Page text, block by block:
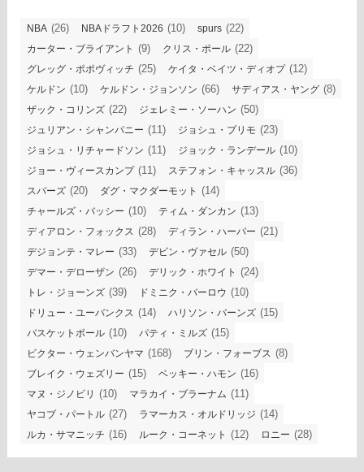
NBA (26) NBAドラフト2026 (10) spurs (22)
カーター・ブライアント (9) クリス・ポール (22)
グレッグ・ポポヴィッチ (25) ケイタ・ベイツ・ディオプ(12)
ケルドン (10) ケルドン・ジョンソン (66) サディアス・ヤング (8)
ザック・コリンズ (22) ジェレミー・ソーハン (50)
ジュリアン・シャンパニー (11) ジョシュ・プリモ (23)
ジョシュ・リチャードソン (11) ジョック・ランデール (10)
ジョー・ヴィースカンプ(11) ステフォン・キャッスル (36)
スパーズ (20) ダグ・マクダーモット (14)
チャールズ・バッシー (10) ティム・ダンカン (13)
ディアロン・フォックス (28) ディラン・ハーパー (21)
デジョンテ・マレー (33) デビン・ヴァセル (50)
デマー・デローザン (26) デリック・ホワイト (24)
トレ・ジョーンズ (39) ドミニク・バーロウ (10)
ドリュー・ユーバンクス (14) ハリソン・バーンズ (15)
バスケットボール (10) パティ・ミルズ (15)
ビクター・ウェンバンヤマ (168) ブリン・フォーブス (8)
ブレイク・ウェズリー (15) ベッキー・ハモン (16)
マヌ・ジノビリ (10) マラカイ・ブラーナム (11)
ヤコブ・パートル (27) ラマーカス・オルドリッジ (14)
ルカ・サマニッチ (16) ルーク・コーネット (12) ロニー (28)